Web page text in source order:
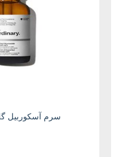
سرم آسکوربیل